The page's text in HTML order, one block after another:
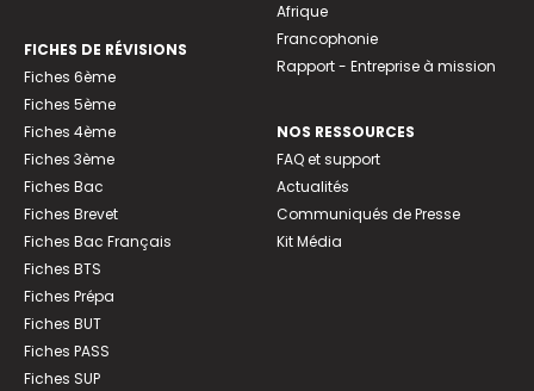
FICHES DE RÉVISIONS
Fiches 6ème
Fiches 5ème
Fiches 4ème
Fiches 3ème
Fiches Bac
Fiches Brevet
Fiches Bac Français
Fiches BTS
Fiches Prépa
Fiches BUT
Fiches PASS
Fiches SUP
Afrique
Francophonie
Rapport - Entreprise à mission
NOS RESSOURCES
FAQ et support
Actualités
Communiqués de Presse
Kit Média